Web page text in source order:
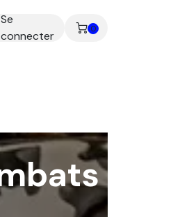
Se
connecter
0